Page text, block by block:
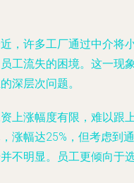
，许多工厂通过中介将
工流失的困境。这一现
深层次问题。
上涨幅度有限，难以跟
涨幅达25%，但考虑到
不明显。员工更倾向于